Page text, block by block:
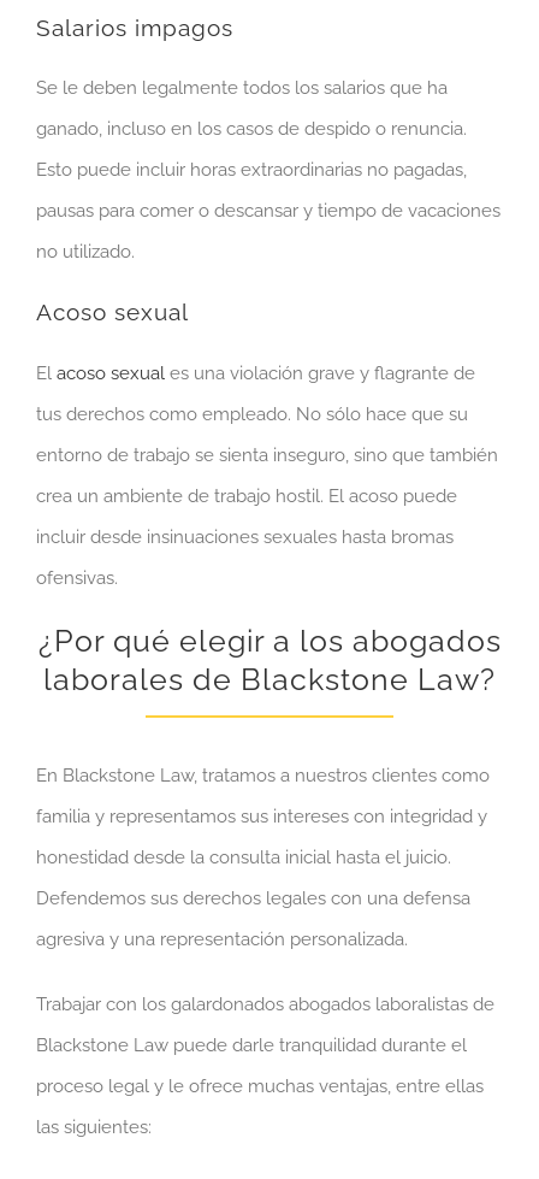
Salarios impagos
Se le deben legalmente todos los salarios que ha
ganado, incluso en los casos de despido o renuncia.
Esto puede incluir horas extraordinarias no pagadas,
pausas para comer o descansar y tiempo de vacaciones
no utilizado.
Acoso sexual
El acoso sexual es una violación grave y flagrante de
tus derechos como empleado. No sólo hace que su
entorno de trabajo se sienta inseguro, sino que también
crea un ambiente de trabajo hostil. El acoso puede
incluir desde insinuaciones sexuales hasta bromas
ofensivas.
¿Por qué elegir a los abogados
laborales de Blackstone Law?
En Blackstone Law, tratamos a nuestros clientes como
familia y representamos sus intereses con integridad y
honestidad desde la consulta inicial hasta el juicio.
Defendemos sus derechos legales con una defensa
agresiva y una representación personalizada.
Trabajar con los galardonados abogados laboralistas de
Blackstone Law puede darle tranquilidad durante el
proceso legal y le ofrece muchas ventajas, entre ellas
las siguientes: